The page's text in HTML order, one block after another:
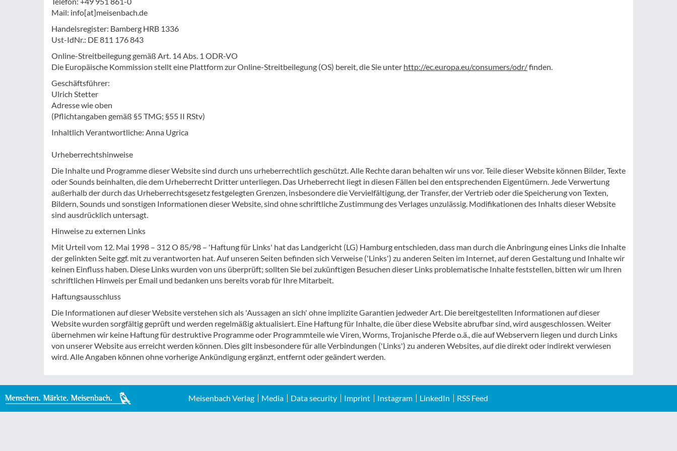
Mail: info[at]meisenbach.de
Handelsregister: Bamberg HRB 1336
Ust-IdNr.: DE 811 176 843
Online-Streitbeilegung gemäß Art. 14 Abs. 1 ODR-VO
Die Europäische Kommission stellt eine Plattform zur Online-Streitbeilegung (OS) bereit, die Sie unter http://ec.europa.eu/consumers/odr/finden.
Geschäftsführer:
Ulrich Stetter
Adresse wie oben
(Pflichtangaben gemäß §5 TMG; §55 II RStv)
Inhaltlich Verantwortliche: Anna Ugrica
Urheberrechtshinweise
Die Inhalte und Programme dieser Website sind durch uns urheberrechtlich geschützt. Alle Rechte daran behalten wir uns vor. Teile dieser Website können Bilder, Texte
oder Sounds beinhalten, die dem Urheberrecht Dritter unterliegen. Das Urheberrecht liegt in diesen Fällen bei den entsprechenden Eigentümern. Jede Verwertung
außerhalb der durch das Urheberrechtsgesetz festgelegten Grenzen, insbesondere die Vervielfältigung, der Transfer, der Vertrieb oder die Speicherung von Texten,
Bildern, Sounds und sonstigen Informationen dieser Website, sind ohne schriftliche Zustimmung des Verlages unzulässig. Modifikationen des Inhalts dieser Website
sind ausdrücklich untersagt.
Hinweise zu externen Links
Mit Urteil vom 12. Mai 1998 – 312 O 85/98 – 'Haftung für Links' hat das Landgericht (LG) Hamburg entschieden, dass man durch die Anbringung eines Links die Inhalte
der gelinkten Seite ggf. mit zu verantworten hat. Auf unseren Seiten befinden sich Verweise ('Links') zu anderen Seiten im Internet, auf deren Gestaltung und Inhalte wir
keinen Einfluss haben. Diese Links wurden von uns überprüft; sollten Sie bei zukünftigen Besuchen dieser Links problematische Inhalte feststellen, bitten wir um Ihren
schriftlichen Hinweis per Email und bedanken uns bereits vorab für Ihre Mitarbeit.
Haftungsausschluss
Die Informationen auf dieser Website verstehen sich als 'Aussagen an sich' ohne implizite Garantien jedweder Art. Die bereitgestellten Informationen auf dieser
Website wurden sorgfältig geprüft und werden regelmäßig aktualisiert. Eine Haftung für Inhalte, die über diese Website abrufbar sind, wird ausgeschlossen. Weiter
übernehmen wir keine Haftung für destruktive Programme oder Programmteile wie Viren, Worms, Trojanische Pferde o.ä., die auf Webservern liegen und durch Links
von unserer Website aus erreicht werden können. Dies gilt insbesondere für alle Verbindungen ('Links') zu anderen Websites, auf die direkt oder indirekt verwiesen
wird. Alle Angaben können ohne vorherige Ankündigung ergänzt, entfernt oder geändert werden.
Meisenbach Verlag Media Data security Imprint Instagram LinkedIn RSS Feed